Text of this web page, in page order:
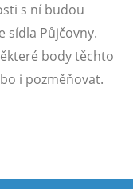
s ní budou
sídla Půjčovny.
body těchto
i pozměňovat.